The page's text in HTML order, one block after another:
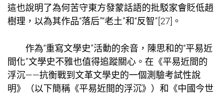
這也說明了為何苦守東方發蒙話語的批駁家會貶低趙
樹理，以為其作品“落后”“老土”和“反智”[27]。
作為“重寫文學史”活動的余音，陳思和的“平易近
間化”文學史不雅也值得追蹤關心。在《平易近間的
浮沉——抗衡戰到文革文學史的一個測驗考試性說
明》（以下簡稱《平易近間的浮沉》）和《中國今世